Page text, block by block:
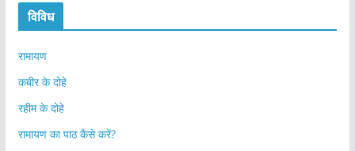
विविध
रामायण
कबीर के दोहे
रहीम के दोहे
रामायण का पाठ कैसे करें?